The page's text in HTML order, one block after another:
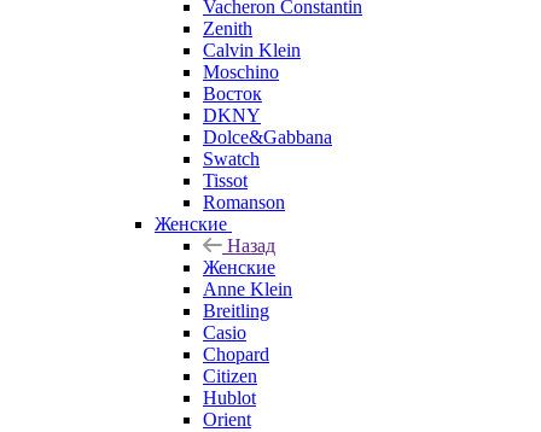
Vacheron Constantin
Zenith
Calvin Klein
Moschino
Восток
DKNY
Dolce&Gabbana
Swatch
Tissot
Romanson
Женские
Назад
Женские
Anne Klein
Breitling
Casio
Chopard
Citizen
Hublot
Orient